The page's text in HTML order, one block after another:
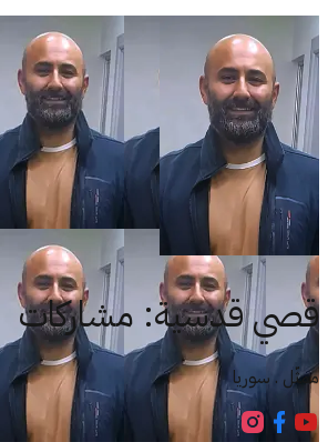
قصي قدسية: مشاركات
ممثّل . سوريا